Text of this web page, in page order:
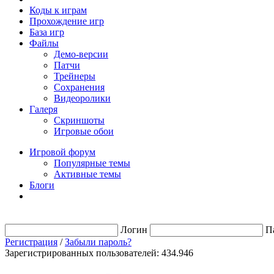
Коды к играм
Прохождение игр
База игр
Файлы
Демо-версии
Патчи
Трейнеры
Сохранения
Видеоролики
Галеря
Скриншоты
Игровые обои
Игровой форум
Популярные темы
Активные темы
Блоги
Логин
Регистрация /Забыли пароль?
Зарегистрированных пользователей: 434.946